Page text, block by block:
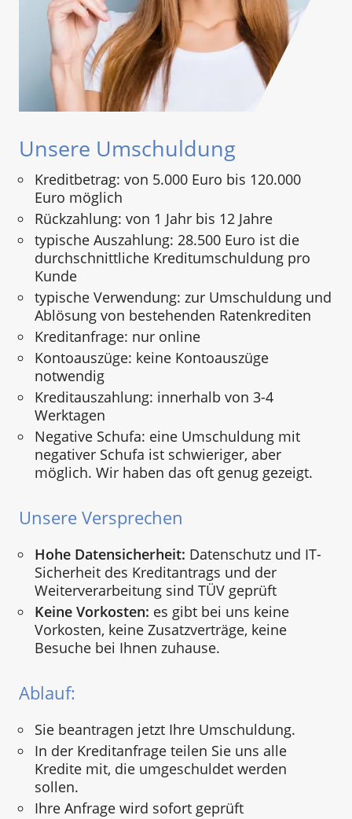
Unsere Umschuldung
Kreditbetrag: von 5.000 Euro bis 120.000
Euro möglich
Rückzahlung: von 1 Jahr bis 12 Jahre
typische Auszahlung: 28.500 Euro ist die
durchschnittliche Kreditumschuldung pro
Kunde
typische Verwendung: zur Umschuldung und
Ablösung von bestehenden Ratenkrediten
Kreditanfrage: nur online
Kontoauszüge: keine Kontoauszüge
notwendig
Kreditauszahlung: innerhalb von 3-4
Werktagen
Negative Schufa: eine Umschuldung mit
negativer Schufa ist schwieriger, aber
möglich. Wir haben das oft genug gezeigt.
Unsere Versprechen
Hohe Datensicherheit: Datenschutz und IT-
Sicherheit des Kreditantrags und der
Weiterverarbeitung sind TÜV geprüft
Keine Vorkosten: es gibt bei uns keine
Vorkosten, keine Zusatzverträge, keine
Besuche bei Ihnen zuhause.
Ablauf:
Sie beantragen jetzt Ihre Umschuldung.
In der Kreditanfrage teilen Sie uns alle
Kredite mit, die umgeschuldet werden
sollen.
Ihre Anfrage wird sofort geprüft